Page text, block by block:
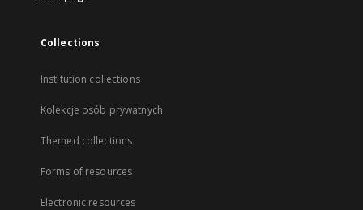
Collections
Institution collections
Kolekcje osób prywatnych
Themed collections
Forms of resources
Electronic resources